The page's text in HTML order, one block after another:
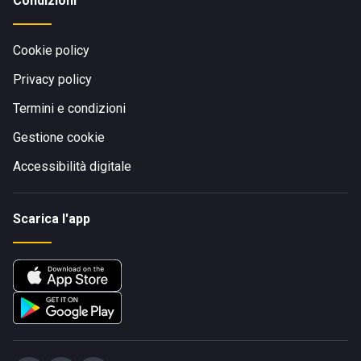
Cookie policy
Privacy policy
Termini e condizioni
Gestione cookie
Accessibilità digitale
Scarica l'app